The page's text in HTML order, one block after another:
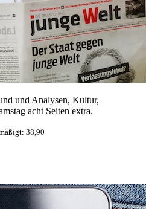
und Analysen, Kultur,
acht Seiten extra.
38,90